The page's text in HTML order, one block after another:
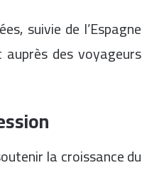
suivie de l’Espagne
des voyageurs
la croissance du